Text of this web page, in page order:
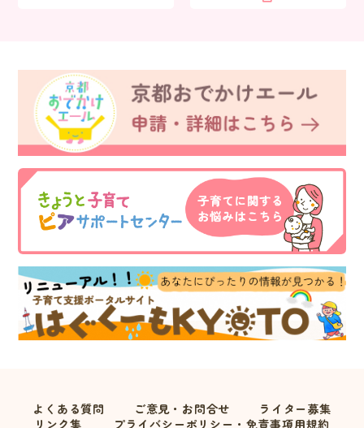
よくある質問 ご意見・お問合せ
ライター募集
リンク集
プライバシーポリシー・免責事項用規約